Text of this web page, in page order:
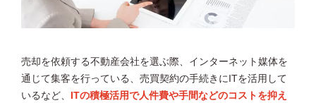
売却を依頼する不動産会社を選ぶ際、インターネット媒体を
通じて集客を行っている、売買契約の手続きにITを活用して
いるなど、
ITの積極活用で人件費や手間などのコストを抑え